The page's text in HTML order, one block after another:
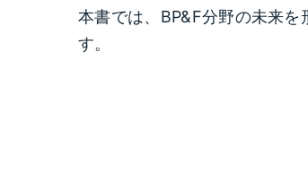
本書では、BP&F分野の未来を
す。